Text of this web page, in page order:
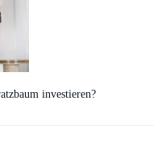
investieren?